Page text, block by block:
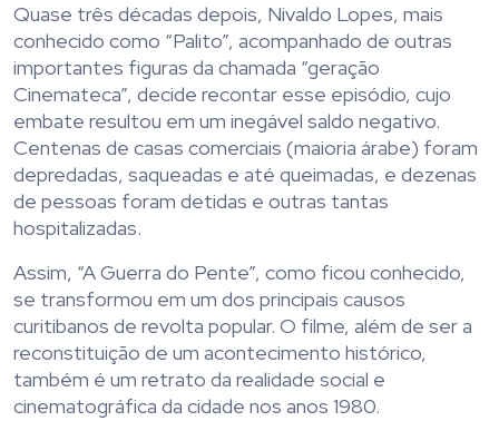
Quase três décadas depois, Nivaldo Lopes, mais
conhecido como “Palito”, acompanhado de outras
importantes figuras da chamada “geração
Cinemateca”, decide recontar esse episódio, cujo
embate resultou em um inegável saldo negativo.
Centenas de casas comerciais (maioria árabe) foram
depredadas, saqueadas e até queimadas, e dezenas
de pessoas foram detidas e outras tantas
hospitalizadas.
Assim, “A Guerra do Pente”, como ficou conhecido,
se transformou em um dos principais causos
curitibanos de revolta popular. O filme, além de ser a
reconstituição de um acontecimento histórico,
também é um retrato da realidade social e
cinematográfica da cidade nos anos 1980.